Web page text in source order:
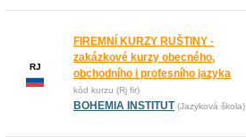
RJ
FIREMNÍ KURZY RUŠTINY -
zakázkové kurzy obecného,
obchodního i profesního jazyka
kód kurzu (Rj fir)
BOHEMIA INSTITUT (Jazyková škola)